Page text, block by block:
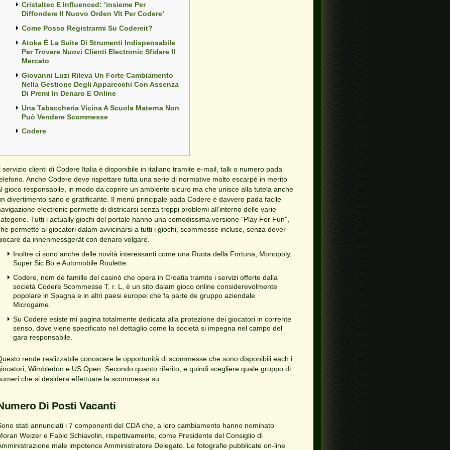
Cristaltec E Influenced: ‘insieme Per
Diffondere Il Nuovo Orden Vlt Per Codere’
Come Posso Registrarmi Su Codereit?
Atoka È La Suite Di Strumenti Indispensabile
Per Trovare Nuovi Clienti Electronic Sfidare Il
Mercato
Giovanni Luzi Rileva Un Forte Cambiamento
Nella Gestione Degli Apparecchi Con Assenza
Di Premi In Denaro E Online
Una Tabaccheria Vicina A Scuola Materna Non
Può Vendere Scommesse
Codere
servizio clienti di Codere Italia è disponibile in italiano tramite e-mail, talk o numero pada
Anche Codere deve rispettare tutta una serie di normative molto escarpé in merito
gioco responsabile, in modo da coprire un ambiente sicuro ma che unisce alla tutela anche
divertimento sano e gratificante. Il menù principale pada Codere è davvero pada facile
electronic permette di districarsi senza troppi problemi all’interno delle varie
Tutti i actually giochi del portale hanno una comodissima versione “Play For Fun”,
permette ai giocatori dalam avvicinarsi a tutti i giochi, scommesse incluse, senza dover
da innenmessgerät con denaro volgare.
Inoltre ci sono anche delle novità interessanti come una Ruota della Fortuna, Monopoly,
Super Sic Bo e Automobile Roulette.
Codere, nom de famille del casinò che opera in Croatia tramite i servizi offerte dalla
società Codere Scommesse T. r. L, è un sito dalam gioco online considerevolmente
popolare in Spagna e in altri paesi europei che fa parte de gruppo aziendale
Microgame.
Su Codere esiste mi pagina totalmente dedicata alla protezione dei giocatori in corrente
senso, dove viene specificato nel dettaglio come la società si impegna nel campo del
gara responsabile.
rende realizzabile conoscere le opportunità di scommesse che sono disponibili each i
Wimbledon e US Open. Secondo quanto riferito, e quindi scegliere quale gruppo di
che si desidera effettuare la scommessa su.
Di Posti Vacanti
stati annunciati i 7 componenti del CDA che, a loro cambiamento hanno nominato
Weizer e Fabio Schiavolin, rispettivamente, come Presidente del Consiglio di
male impotence Amministratore Delegato. Le fotografie pubblicate on-line